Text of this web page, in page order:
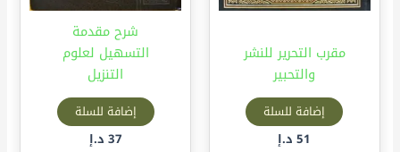
مقرب التحرير للنشر
والتحبير
إضافة للسلة
51 د.إ
شرح مقدمة
التسهيل لعلوم
التنزيل
إضافة للسلة
37 د.إ